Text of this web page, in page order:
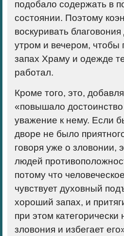
подобало содержать в
состоянии. Поэтому
воскуривать
утром и вечером, чтобы
запах Храму и одежде
работал.
Кроме того, это,
«повышало
уважение к нему. Если
дворе не было
говоря уже о зловонии,
людей
потому что
чувствует духовный
хороший запах, и
при этом категорически
зловония и избегает